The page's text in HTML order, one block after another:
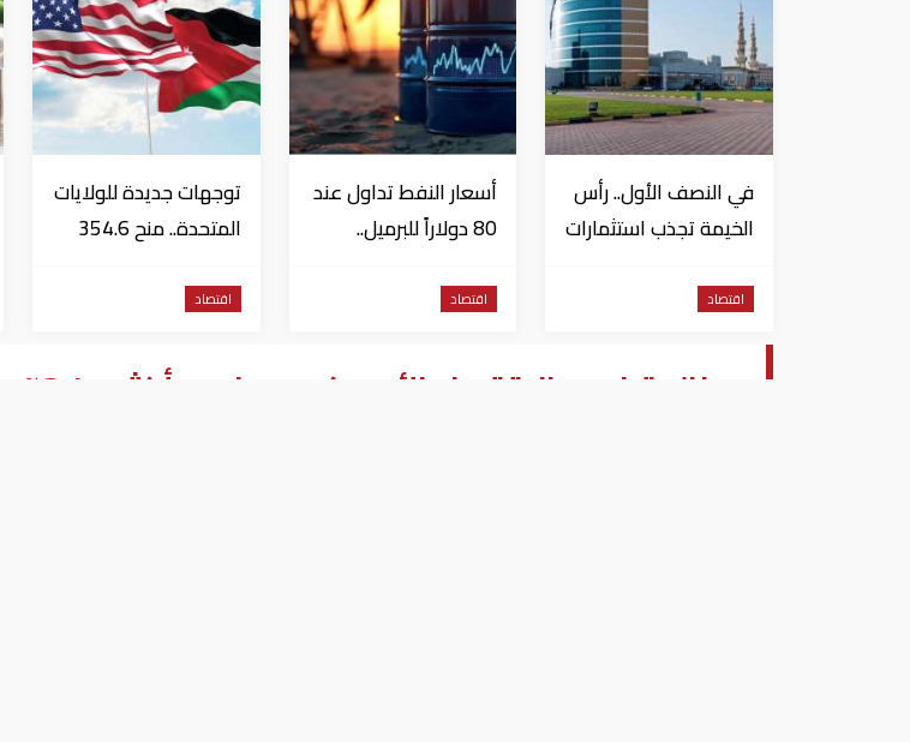
في النصف الأول.. رأس
الخيمة تجذب استثمارات
اقتصاد
أسعار النفط تداول عند
80 دولاراً للبرميل..
الأمريكية
اقتصاد
توجهات جديدة للولايات
المتحدة.. منح 354.6
إلى الأردن
اقتصاد
دونالد ترامب: الاقتصاد الأمريكي سينمو بأكثر من 3%